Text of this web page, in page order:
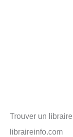
Trouver un
libraireinfo.com